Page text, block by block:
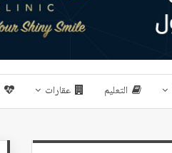
التعليم عقارات